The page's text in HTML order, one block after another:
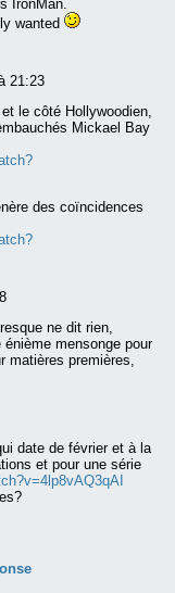
IronMan.
wanted
21:23
le côté Hollywoodien,
Mickael Bay
des coïncidences
ne dit rien,
mensonge pour
matières premières,
date de février et à la
et pour une série